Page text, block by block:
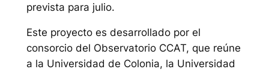
prevista para julio.
Este proyecto es desarrollado por el
consorcio del Observatorio CCAT, que reúne
a la Universidad de Colonia, la Universidad